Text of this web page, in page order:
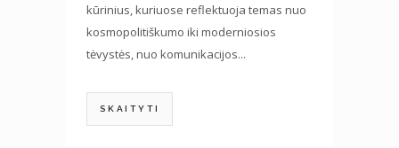
kūrinius, kuriuose reflektuoja temas nuo
kosmopolitiškumo iki moderniosios
tėvystės, nuo komunikacijos...
SKAITYTI